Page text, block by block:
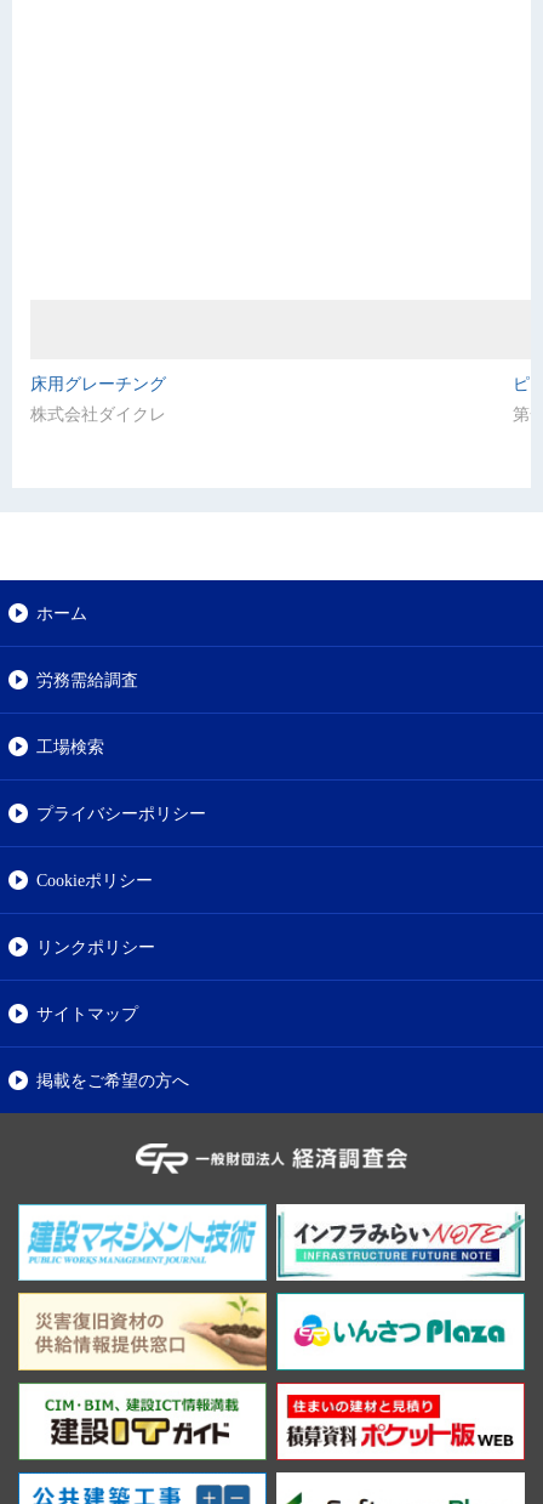
床用グレーチング
株式会社ダイクレ
ピ
第
ホーム
労務需給調査
工場検索
プライバシーポリシー
Cookieポリシー
リンクポリシー
サイトマップ
掲載をご希望の方へ